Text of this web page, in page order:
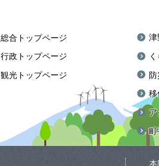
総合トップページ
行政トップページ
観光トップページ
津
移
ア
町
本